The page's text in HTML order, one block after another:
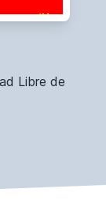
Libre de